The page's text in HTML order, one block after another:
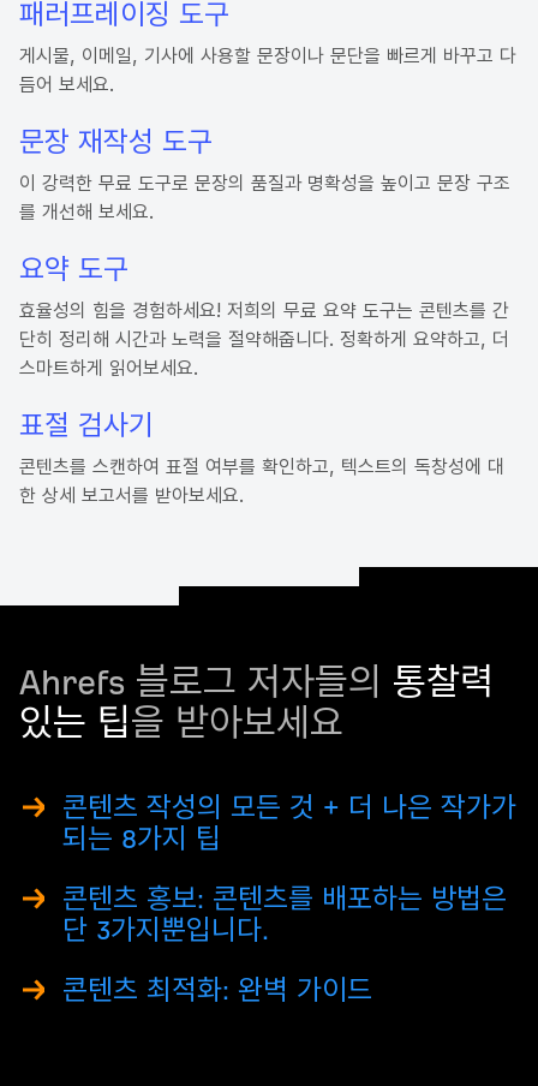
패러프레이징 도구
게시물, 이메일, 기사에 사용할 문장이나 문단을 빠르게 바꾸고 다
듬어 보세요.
문장 재작성 도구
이 강력한 무료 도구로 문장의 품질과 명확성을 높이고 문장 구조
를 개선해 보세요.
요약 도구
효율성의 힘을 경험하세요! 저희의 무료 요약 도구는 콘텐츠를 간
단히 정리해 시간과 노력을 절약해줍니다. 정확하게 요약하고, 더
스마트하게 읽어보세요.
표절 검사기
콘텐츠를 스캔하여 표절 여부를 확인하고, 텍스트의 독창성에 대
한 상세 보고서를 받아보세요.
Ahrefs 블로그 저자들의 통찰력
있는 팁을 받아보세요
콘텐츠 작성의 모든 것 + 더 나은 작가가
되는 8가지 팁
콘텐츠 홍보: 콘텐츠를 배포하는 방법은
단 3가지뿐입니다.
콘텐츠 최적화: 완벽 가이드